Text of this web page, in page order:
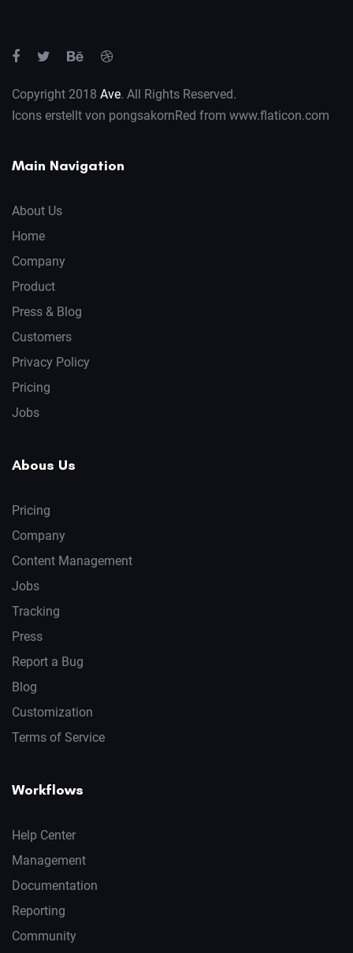
Copyright 2018 Ave. All Rights Reserved.
Icons erstellt von pongsakornRed from www.flaticon.com
Main Navigation
About Us
Home
Company
Product
Press & Blog
Customers
Privacy Policy
Pricing
Jobs
Abous Us
Pricing
Company
Content Management
Jobs
Tracking
Press
Report a Bug
Blog
Customization
Terms of Service
Workflows
Help Center
Management
Documentation
Reporting
Community